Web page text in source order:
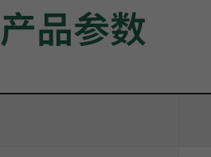
产品参数